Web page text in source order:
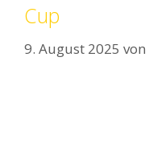
Cup
9. August 2025 von